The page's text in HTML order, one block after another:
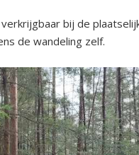
bij de
de wandeling zelf.